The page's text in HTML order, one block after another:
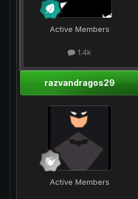
Active Members
1.4k
razvandragos29
Active Members